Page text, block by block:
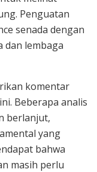
Penguatan
senada dengan
dan lembaga
komentar
Beberapa analis
berlanjut,
yang
bahwa
masih perlu